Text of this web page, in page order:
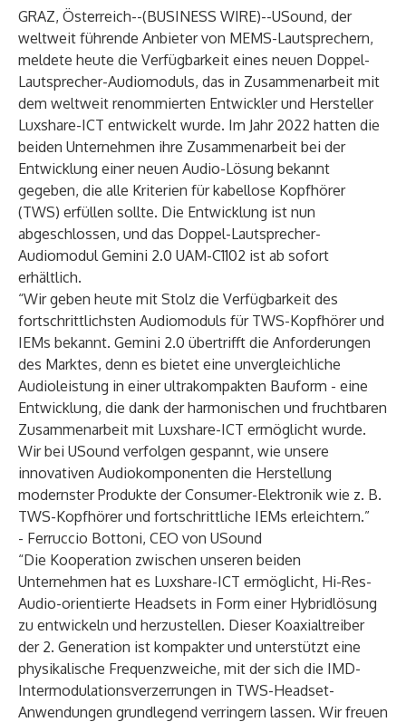
GRAZ, Österreich--(BUSINESS WIRE)--USound, der
weltweit führende Anbieter von MEMS-Lautsprechern,
meldete heute die Verfügbarkeit eines neuen Doppel-
Lautsprecher-Audiomoduls, das in Zusammenarbeit mit
dem weltweit renommierten Entwickler und Hersteller
Luxshare-ICT entwickelt wurde. Im Jahr 2022 hatten die
beiden Unternehmen ihre Zusammenarbeit bei der
Entwicklung einer neuen Audio-Lösung bekannt
gegeben, die alle Kriterien für kabellose Kopfhörer
(TWS) erfüllen sollte. Die Entwicklung ist nun
abgeschlossen, und das Doppel-Lautsprecher-
Audiomodul Gemini 2.0 UAM-C1102 ist ab sofort
erhältlich.
“Wir geben heute mit Stolz die Verfügbarkeit des
fortschrittlichsten Audiomoduls für TWS-Kopfhörer und
IEMs bekannt. Gemini 2.0 übertrifft die Anforderungen
des Marktes, denn es bietet eine unvergleichliche
Audioleistung in einer ultrakompakten Bauform - eine
Entwicklung, die dank der harmonischen und fruchtbaren
Zusammenarbeit mit Luxshare-ICT ermöglicht wurde.
Wir bei USound verfolgen gespannt, wie unsere
innovativen Audiokomponenten die Herstellung
modernster Produkte der Consumer-Elektronik wie z. B.
TWS-Kopfhörer und fortschrittliche IEMs erleichtern.”
- Ferruccio Bottoni, CEO von USound
“Die Kooperation zwischen unseren beiden
Unternehmen hat es Luxshare-ICT ermöglicht, Hi-Res-
Audio-orientierte Headsets in Form einer Hybridlösung
zu entwickeln und herzustellen. Dieser Koaxialtreiber
der 2. Generation ist kompakter und unterstützt eine
physikalische Frequenzweiche, mit der sich die IMD-
Intermodulationsverzerrungen in TWS-Headset-
Anwendungen grundlegend verringern lassen. Wir freuen